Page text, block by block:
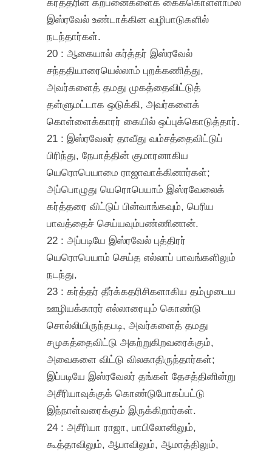
இஸ்ரவேல் உண்டாக்கின வழிபாடுகளில்
நடந்தார்கள்.
20 : ஆகையால் கர்த்தர் இஸ்ரவேல்
சந்ததியாரையெல்லாம் புறக்கணித்து,
அவர்களைத் தமது முகத்தைவிட்டுத்
தள்ளுமட்டாக ஒடுக்கி, அவர்களைக்
கொள்ளைக்காரர் கையில் ஒப்புக்கொடுத்தார்.
21 : இஸ்ரவேலர் தாவீது வம்சத்தைவிட்டுப்
பிரிந்து, நேபாத்தின் குமாரனாகிய
யெரொபெயாமை ராஜாவாக்கினார்கள்;
அப்பொழுது யெரொபெயாம் இஸ்ரவேலைக்
கர்த்தரை விட்டுப் பின்வாங்கவும், பெரிய
பாவத்தைச் செய்யவும்பண்ணினான்.
22 : அப்படியே இஸ்ரவேல் புத்திரர்
யெரொபெயாம் செய்த எல்லாப் பாவங்களிலும்
நடந்து,
23 : கர்த்தர் தீர்க்கதரிசிகளாகிய தம்முடைய
ஊழியக்காரர் எல்லாரையும் கொண்டு
சொல்லியிருந்தபடி, அவர்களைத் தமது
சமுகத்தைவிட்டு அகற்றுகிறவரைக்கும்,
அவைகளை விட்டு விலகாதிருந்தார்கள்;
இப்படியே இஸ்ரவேலர் தங்கள் தேசத்தினின்று
அசீரியாவுக்குக் கொண்டுபோகப்பட்டு
இந்நாள்வரைக்கும் இருக்கிறார்கள்.
24 : அசீரியா ராஜா, பாபிலோனிலும்,
கூத்தாவிலும், ஆபாவிலும், ஆமாத்திலும்,